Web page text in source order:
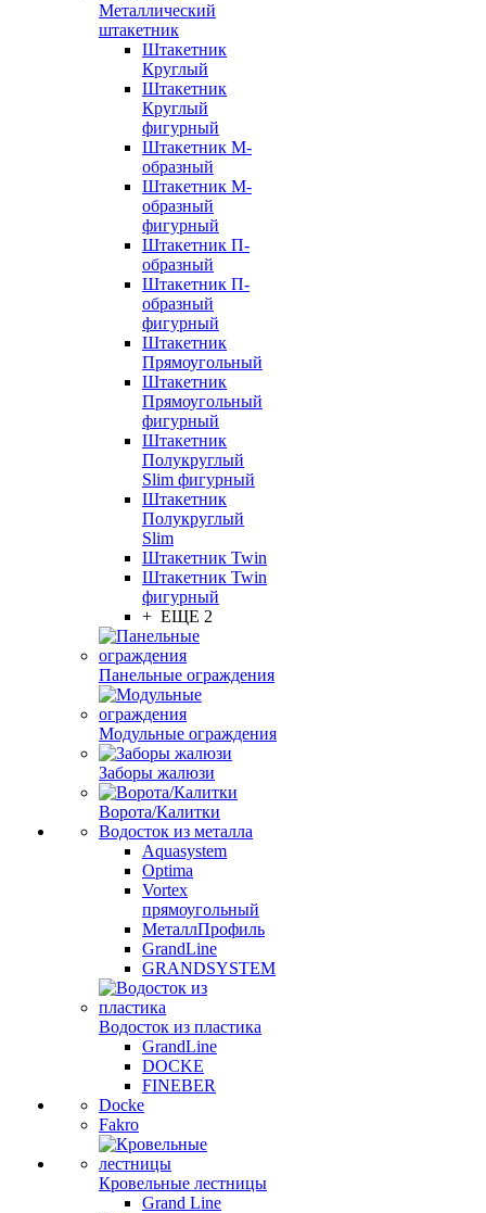
Металлический
штакетник
Штакетник
Круглый
Штакетник
Круглый
фигурный
Штакетник М-
образный
Штакетник М-
образный
фигурный
Штакетник П-
образный
Штакетник П-
образный
фигурный
Штакетник
Прямоугольный
Штакетник
Прямоугольный
фигурный
Штакетник
Полукруглый
Slim фигурный
Штакетник
Полукруглый
Slim
Штакетник Twin
Штакетник Twin
фигурный
+ ЕЩЕ 2
Панельные ограждения
Модульные ограждения
Заборы жалюзи
Ворота/Калитки
Водосток из металла
Aquasystem
Optima
Vortex
прямоугольный
МеталлПрофиль
GrandLine
GRANDSYSTEM
Водосток из пластика
GrandLine
DOCKE
FINEBER
Docke
Fakro
Кровельные лестницы
Grand Line